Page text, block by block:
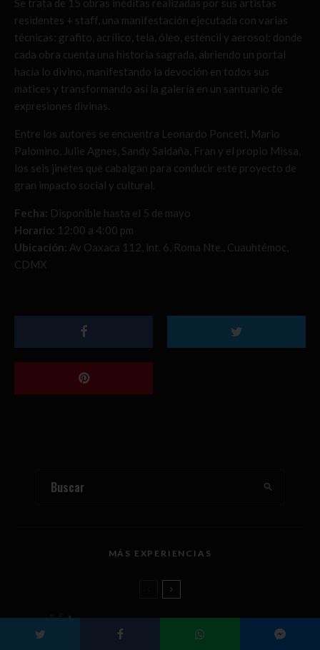
Se trata de 15 obras inéditas realizadas por sus artistas
residentes + staff, una manifestación ejecutada con varias
técnicas: grafito, acrílico, tela, óleo, esténcil y aerosol; donde
cada obra cuenta una historia sagrada, abriendo un portal
hacia lo divino, manifestando la devoción en todos sus
matices y transformando así la galería en un santuario de
expresiones divinas.
Entre los autores se encuentra Leonardo Ponceti, Mario
Palomino, Julie Agnes, Sandy Saldaña, Fran y el propio Missa,
los seis jinetes que cabalgan para conducir este proyecto de
gran impacto social y cultural.
Fecha: Disponible hasta el 5 de mayo
Horario: 12:00 a 4:00 pm
Ubicación: Av Oaxaca 112, int. 6, Roma Nte., Cuauhtémoc,
CDMX
MÁS EXPERIENCIAS
Mucho más que networking: llega Mix &
Meet